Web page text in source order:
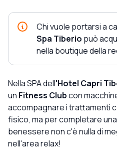
Chi vuole portarsi a
Spa Tiberio può
nella boutique della
Nella SPA dell'Hotel Capri
un Fitness Clubcon
accompagnare i trattamenti
fisico, ma per completare
benessere non c'è nulla di
nell'area relax!